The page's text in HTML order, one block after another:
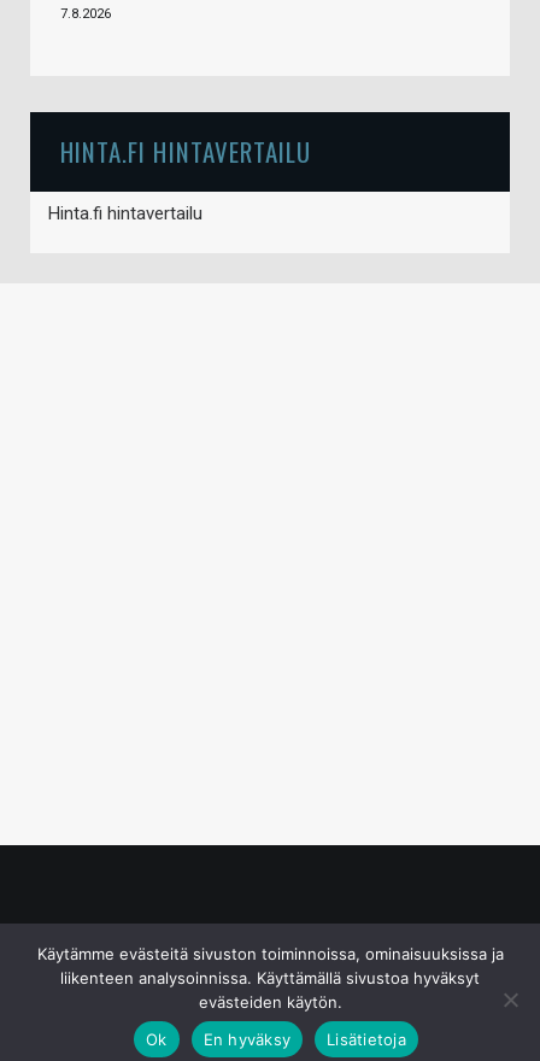
7.8.2026
HINTA.FI HINTAVERTAILU
Hinta.fi hintavertailu
Käytämme evästeitä sivuston toiminnoissa, ominaisuuksissa ja
liikenteen analysoinnissa. Käyttämällä sivustoa hyväksyt
evästeiden käytön.
Ok
En hyväksy Lisätietoja